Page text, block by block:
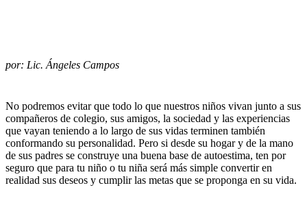
por: Lic. Ángeles Campos
No podremos evitar que todo lo que nuestros niños vivan junto a sus
compañeros de colegio, sus amigos, la sociedad y las experiencias
que vayan teniendo a lo largo de sus vidas terminen también
conformando su personalidad. Pero si desde su hogar y de la mano
de sus padres se construye una buena base de autoestima, ten por
seguro que para tu niño o tu niña será más simple convertir en
realidad sus deseos y cumplir las metas que se proponga en su vida.